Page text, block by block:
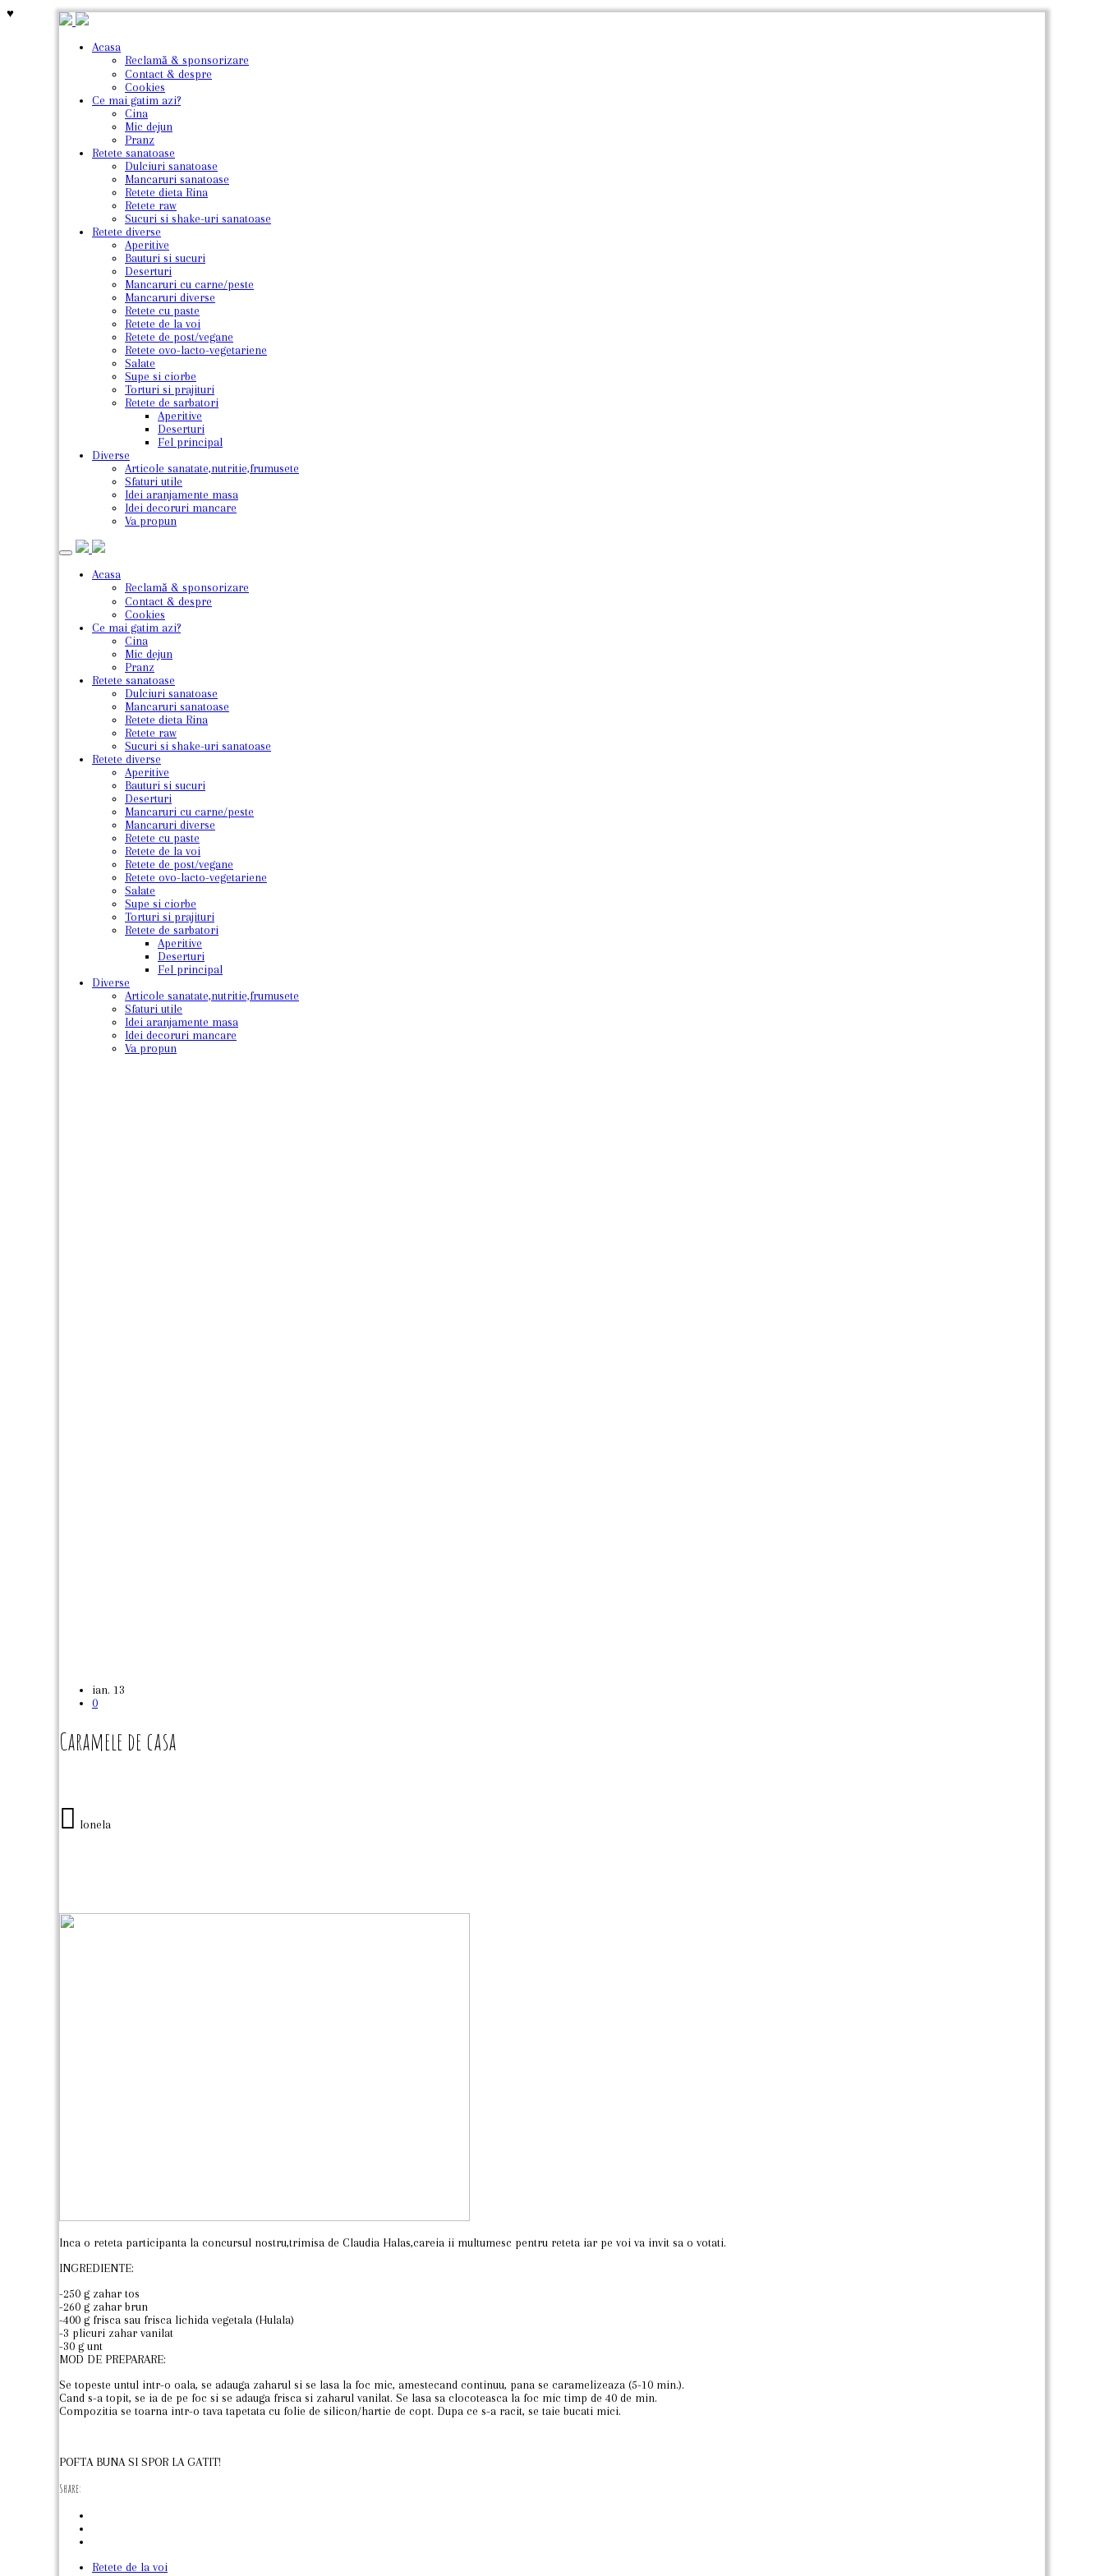
♥
Acasa
Reclamă & sponsorizare
Contact & despre
Cookies
Ce mai gatim azi?
Cina
Mic dejun
Pranz
Retete sanatoase
Dulciuri sanatoase
Mancaruri sanatoase
Retete dieta Rina
Retete raw
Sucuri si shake-uri sanatoase
Retete diverse
Aperitive
Bauturi si sucuri
Deserturi
Mancaruri cu carne/peste
Mancaruri diverse
Retete cu paste
Retete de la voi
Retete de post/vegane
Retete ovo-lacto-vegetariene
Salate
Supe si ciorbe
Torturi si prajituri
Retete de sarbatori
Aperitive
Deserturi
Fel principal
Diverse
Articole sanatate,nutritie,frumusete
Sfaturi utile
Idei aranjamente masa
Idei decoruri mancare
Va propun
Acasa
Reclamă & sponsorizare
Contact & despre
Cookies
Ce mai gatim azi?
Cina
Mic dejun
Pranz
Retete sanatoase
Dulciuri sanatoase
Mancaruri sanatoase
Retete dieta Rina
Retete raw
Sucuri si shake-uri sanatoase
Retete diverse
Aperitive
Bauturi si sucuri
Deserturi
Mancaruri cu carne/peste
Mancaruri diverse
Retete cu paste
Retete de la voi
Retete de post/vegane
Retete ovo-lacto-vegetariene
Salate
Supe si ciorbe
Torturi si prajituri
Retete de sarbatori
Aperitive
Deserturi
Fel principal
Diverse
Articole sanatate,nutritie,frumusete
Sfaturi utile
Idei aranjamente masa
Idei decoruri mancare
Va propun
ian. 13
0
Caramele de casa
Ionela
Inca o reteta participanta la concursul nostru,trimisa de Claudia Halas,careia ii multumesc pentru reteta iar pe voi va invit sa o votati.
INGREDIENTE:
-250 g zahar tos
-260 g zahar brun
-400 g frisca sau frisca lichida vegetala (Hulala)
-3 plicuri zahar vanilat
-30 g unt
MOD DE PREPARARE:
Se topeste untul intr-o oala, se adauga zaharul si se lasa la foc mic, amestecand continuu, pana se caramelizeaza (5-10 min.).
Cand s-a topit, se ia de pe foc si se adauga frisca si zaharul vanilat. Se lasa sa clocoteasca la foc mic timp de 40 de min.
Compozitia se toarna intr-o tava tapetata cu folie de silicon/hartie de copt. Dupa ce s-a racit, se taie bucati mici.
POFTA BUNA SI SPOR LA GATIT!
Share:
Retete de la voi